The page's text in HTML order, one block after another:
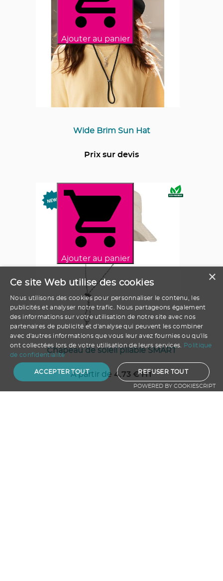
Ajouter au panier
Wide Brim Sun Hat
Prix sur devis
Ajouter au panier
Chapeau de soleil pliable SMART
A partir de 4.73€ HT
×
Ce site Web utilise des cookies
Nous utilisons des cookies pour personnaliser le contenu, les
publicités et analyser notre trafic. Nous partageons également
des informations sur votre utilisation de notre site avec nos
partenaires de publicité et d'analyse qui peuvent les combiner
avec d'autres informations que vous leur avez fournies ou qu'ils
ont collectées lors de votre utilisation de leurs services.
Politique
de confidentialité
ACCEPTER TOUT REFUSER TOUT
POWERED BY COOKIESCRIPT